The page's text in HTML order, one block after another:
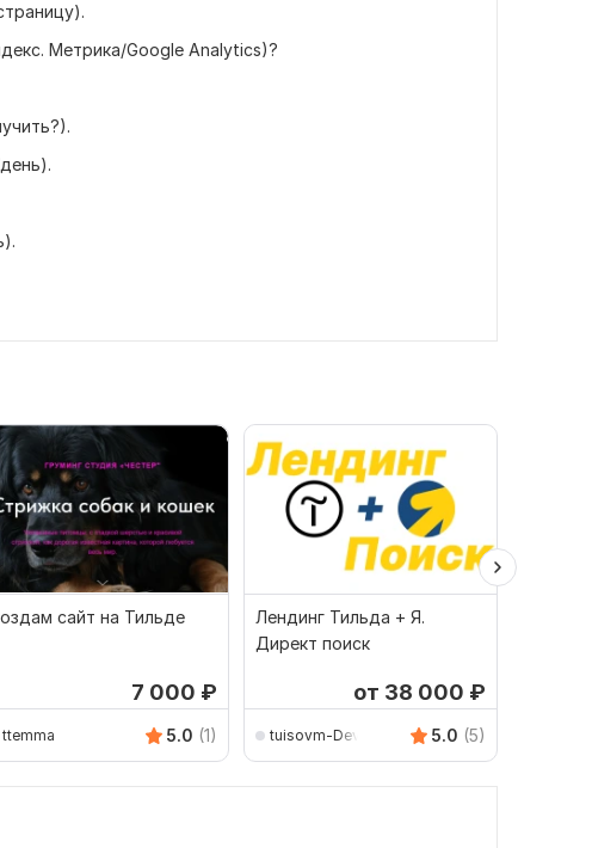
Метрика/Google Analytics)?
сайт на Тильде
7 000 ₽
ttemma 5.0 (1)
Лендинг Тильда + Я.
Директ поиск
от 38 000 ₽
tuisovm-Devguruweb 5.0 (5)